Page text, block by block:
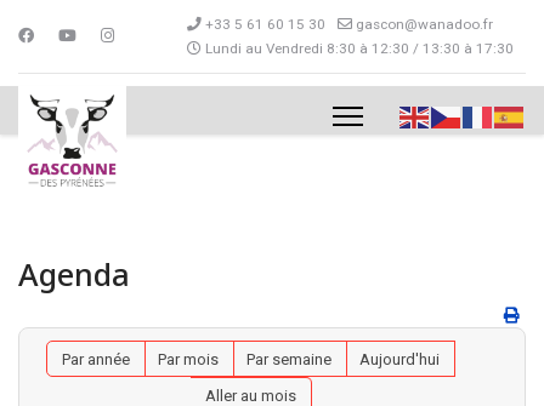
+33 5 61 60 15 30
gascon@wanadoo.fr
Lundi au Vendredi 8:30 à 12:30 / 13:30 à 17:30
Agenda
Par année Par mois Par semaine
Aujourd'hui
Aller au mois